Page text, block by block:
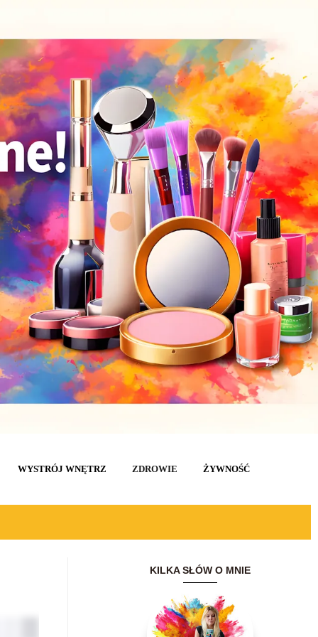
WYSTRÓJ WNĘTRZ ZDROWIE ŻYWNOŚĆ
KILKA SŁÓW O MNIE